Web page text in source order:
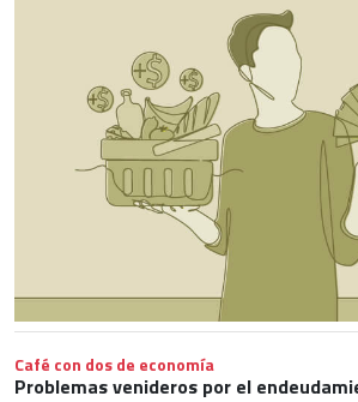
Café con dos de economía
Problemas venideros por el